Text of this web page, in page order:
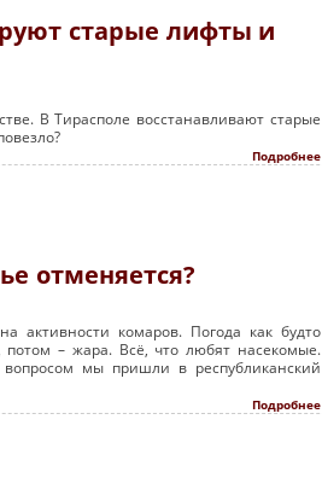
старые лифты и
В Тирасполе восстанавливают старые
Подробнее
отменяется?
активности комаров. Погода как будто
– жара. Всё, что любят насекомые.
мы пришли в республиканский
Подробнее